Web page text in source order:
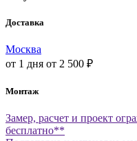
Доставка
Москва
от 1 дня от 2 500 ₽
Монтаж
Замер, расчет и проект
бесплатно**